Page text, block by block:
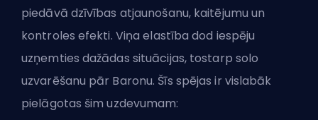
piedāvā dzīvības atjaunošanu, kaitējumu un
kontroles efekti. Viņa elastība dod iespēju
uzņemties dažādas situācijas, tostarp solo
uzvarēšanu pār Baronu. Šīs spējas ir vislabāk
pielāgotas šim uzdevumam: